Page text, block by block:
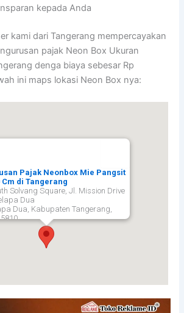
kepada Anda
kami dari Tangerang mempercayakan
pajak Neon Box Ukuran
denga biaya sebesar Rp
ini maps lokasi Neon Box nya:
Pajak Neonbox Mie Pangsit
Cm di Tangerang
Solvang Square, Jl. Mission Drive
Dua
Dua, Kabupaten Tangerang,